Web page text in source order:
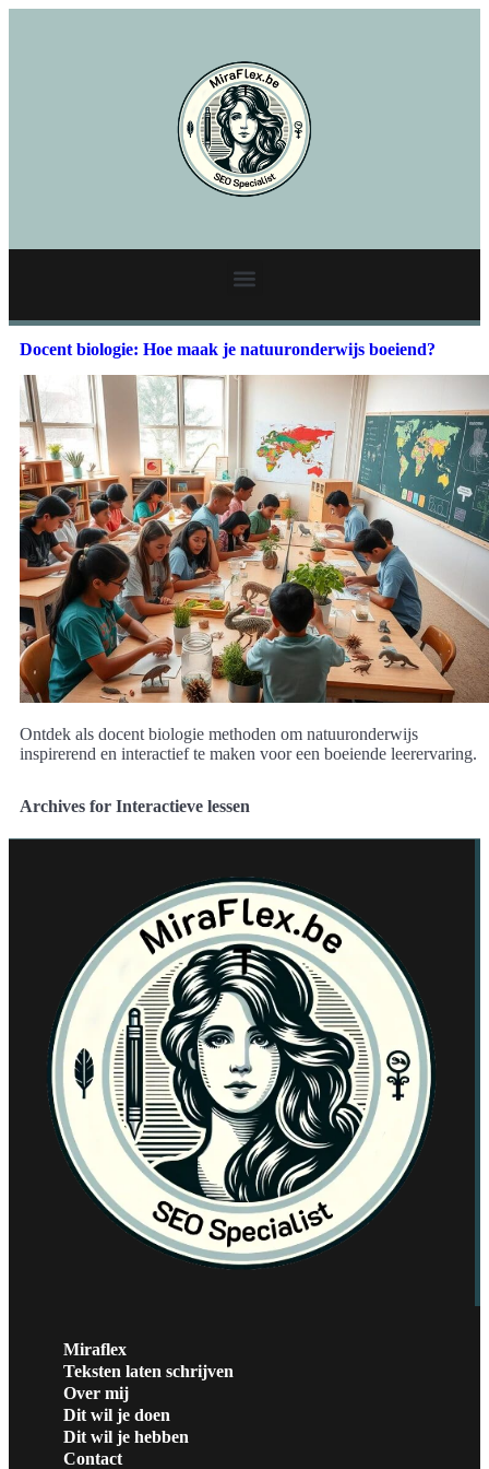
Docent biologie: Hoe maak je natuuronderwijs boeiend?
Ontdek als docent biologie methoden om natuuronderwijs
inspirerend en interactief te maken voor een boeiende leerervaring.
Archives for Interactieve lessen
Miraflex
Teksten laten schrijven
Over mij
Dit wil je doen
Dit wil je hebben
Contact